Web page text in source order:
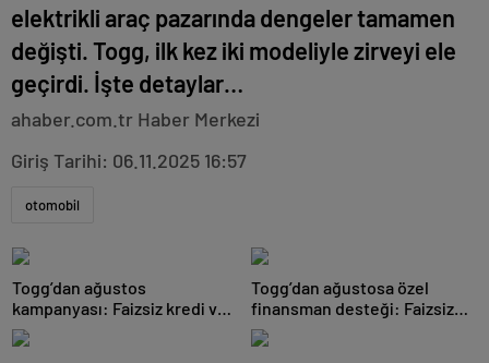
elektrikli araç pazarında dengeler tamamen
değişti. Togg, ilk kez iki modeliyle zirveyi ele
geçirdi. İşte detaylar…
ahaber.com.tr Haber Merkezi
Giriş Tarihi: 06.11.2025 16:57
otomobil
Togg’dan ağustos
kampanyası: Faizsiz kredi ve
Trugo indirimi bir arada
Togg’dan ağustosa özel
finansman desteği: Faizsiz
kredi ve Trugo indirimi bir
arada